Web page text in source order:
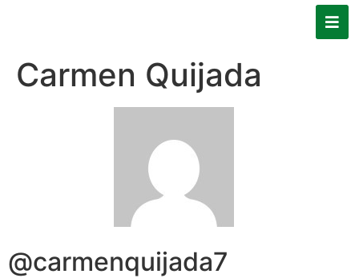
Carmen Quijada
@carmenquijada7